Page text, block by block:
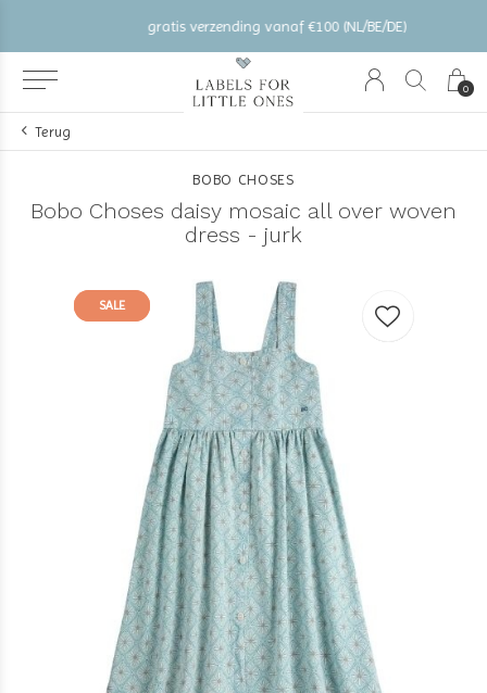
0
gratis verzending vanaf €100 (NL/BE/DE)
Terug
BOBO CHOSES
Bobo Choses daisy mosaic all over woven
dress - jurk
SALE
SALE